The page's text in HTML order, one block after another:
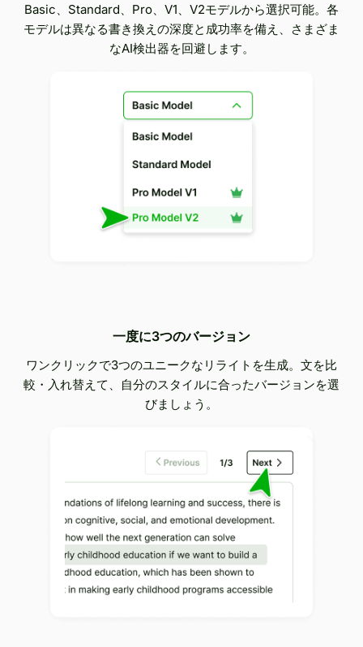
Basic、Standard、Pro、V1、V2モデルから選択可能。各
モデルは異なる書き換えの深度と成功率を備え、さまざま
なAI検出器を回避します。
一度に3つのバージョン
ワンクリックで3つのユニークなリライトを生成。文を比
較・入れ替えて、自分のスタイルに合ったバージョンを選
びましょう。